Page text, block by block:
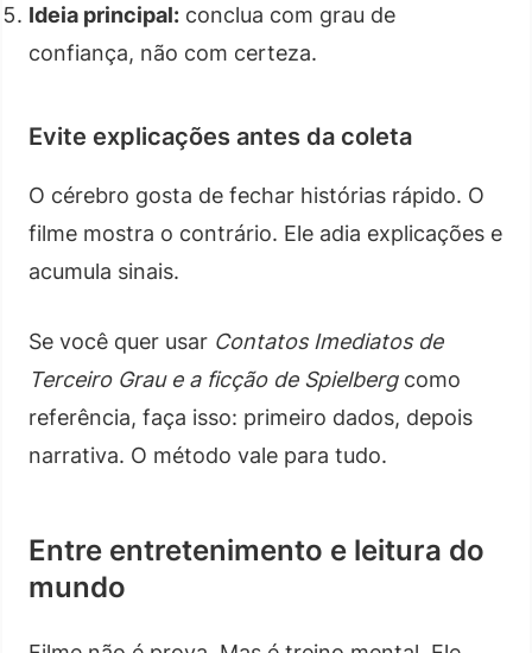
Ideia principal: conclua com grau de
confiança, não com certeza.
Evite explicações antes da coleta
O cérebro gosta de fechar histórias rápido. O
filme mostra o contrário. Ele adia explicações e
acumula sinais.
Se você quer usar Contatos Imediatos de
Terceiro Grau e a ficção de Spielbergcomo
referência, faça isso: primeiro dados, depois
narrativa. O método vale para tudo.
Entre entretenimento e leitura do
mundo